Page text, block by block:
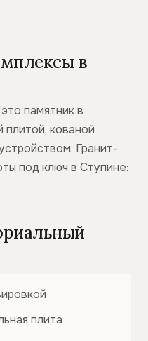
в
памятник в
плитой, кованой
Гранит-
под ключ в Ступине:
плита